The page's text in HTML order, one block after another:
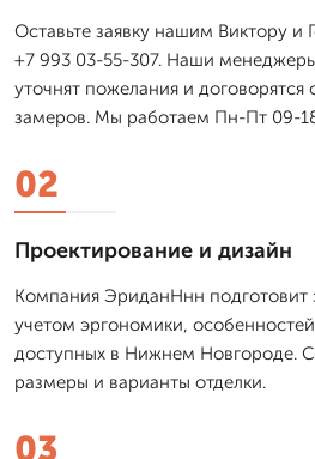
Оставьте заявку нашим Виктору и
+7 993 03-55-307. Наши
уточнят пожелания и договорятся
замеров. Мы работаем Пн-Пт 09-
02
Проектирование и дизайн
Компания ЭриданНнн подготовит
учетом эргономики,
доступных в Нижнем Новгороде.
размеры и варианты отделки.
03